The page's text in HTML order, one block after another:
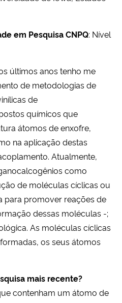
em Pesquisa CNPQ: Nível
últimos anos tenho me
de metodologias de
de
químicos que
átomos de enxofre,
na aplicação destas
Atualmente,
como
de moléculas cíclicas ou
para promover reações de
dessas moléculas -;
As moléculas cíclicas
os seus átomos
mais recente?
contenham um átomo de